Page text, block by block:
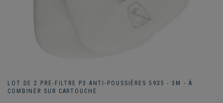
LOT DE 2 PRE-FILTRE P3 ANTI-POUSSIÈRES 5935 - 3M - À
COMBINER SUR CARTOUCHE